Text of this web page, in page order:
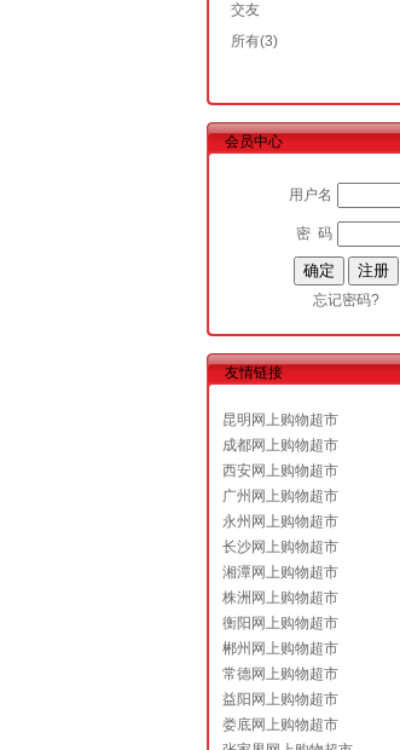
交友
所有(3)
会员中心
用户名
密 码
忘记密码?
友情链接
昆明网上购物超市
成都网上购物超市
西安网上购物超市
广州网上购物超市
永州网上购物超市
长沙网上购物超市
湘潭网上购物超市
株洲网上购物超市
衡阳网上购物超市
郴州网上购物超市
常德网上购物超市
益阳网上购物超市
娄底网上购物超市